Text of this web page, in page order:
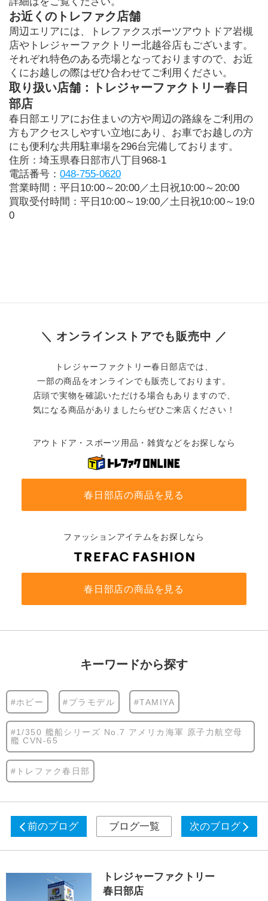
お近くのトレファク店舗
周辺エリアには、トレファクスポーツアウトドア岩槻
店やトレジャーファクトリー北越谷店もございます。
それぞれ特色のある売場となっておりますので、お近
くにお越しの際はぜひ合わせてご利用ください。
取り扱い店舗：トレジャーファクトリー春日
部店
春日部エリアにお住まいの方や周辺の路線をご利用の
方もアクセスしやすい立地にあり、お車でお越しの方
にも便利な共用駐車場を296台完備しております。
住所：埼玉県春日部市八丁目968-1
電話番号： 048-755-0620
営業時間：平日10:00～20:00／土日祝10:00～20:00
買取受付時間：平日10:00～19:00／土日祝10:00～19:0
0
＼ オンラインストアでも販売中 ／
トレジャーファクトリー春日部店では、
一部の商品をオンラインでも販売しております。
店頭で実物を確認いただける場合もありますので、
気になる商品がありましたらぜひご来店ください！
アウトドア・スポーツ用品・雑貨などをお探しなら
春日部店の商品を見る
ファッションアイテムをお探しなら
春日部店の商品を見る
キーワードから探す
#ホビー #プラモデル #TAMIYA
#1/350 艦船シリーズ No.7 アメリカ海軍 原子力航空母
艦 CVN-65
#トレファク春日部
前のブログ ブログ一覧 次のブログ
トレジャーファクトリー
春日部店